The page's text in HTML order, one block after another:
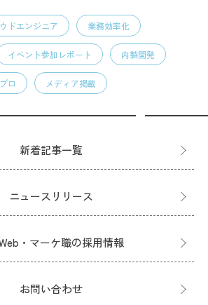
ドエンジニア 業務効率化
イベント参加レポート 内製開発
ロ メディア掲載
新着記事一覧
ニュースリリース
・マーケ職の採用情報
お問い合わせ